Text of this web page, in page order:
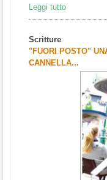
Leggi tutto
Scritture
"FUORI POSTO"
CANNELLA...